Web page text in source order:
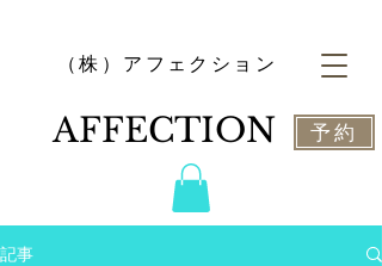
​（株）アフェクション
​AFFECTION 予約
記事